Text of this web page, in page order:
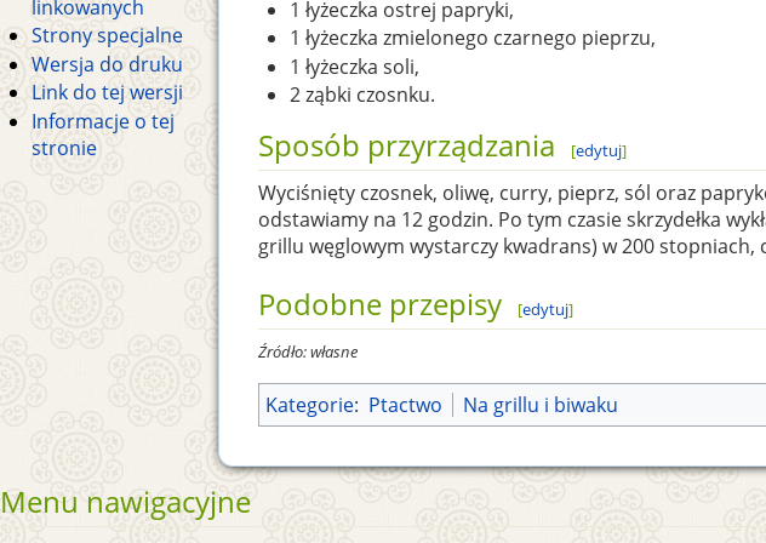
1 łyżeczka ostrej papryki,
1 łyżeczka zmielonego czarnego pieprzu,
1 łyżeczka soli,
2 ząbki czosnku.
Sposób przyrządzania [edytuj]
Wyciśnięty czosnek, oliwę, curry, pieprz, sól oraz
odstawiamy na 12 godzin. Po tym czasie skrzydełka
grillu węglowym wystarczy kwadrans) w 200
Podobne przepisy [edytuj]
Źródło: własne
Kategorie: Ptactwo Na grillu i biwaku
Menu nawigacyjne
linkowanych
Strony specjalne
Wersja do druku
Link do tej wersji
Informacje o tej
stronie